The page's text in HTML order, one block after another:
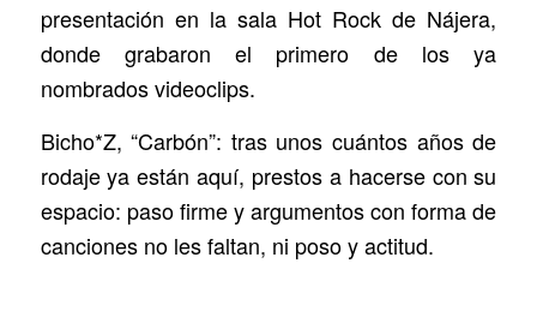
presentación en la sala Hot Rock de Nájera,
donde grabaron el primero de los ya
nombrados videoclips.
Bicho*Z, “Carbón”: tras unos cuántos años de
rodaje ya están aquí, prestos a hacerse con su
espacio: paso firme y argumentos con forma de
canciones no les faltan, ni poso y actitud.